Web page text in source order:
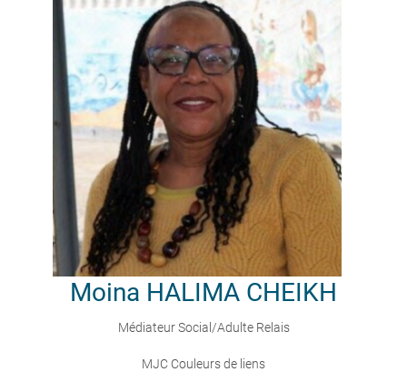
Moina HALIMA CHEIKH
Médiateur Social/Adulte Relais
MJC Couleurs de liens